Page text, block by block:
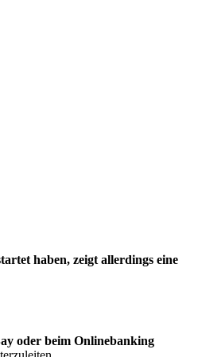
haben, zeigt allerdings eine
oder beim Onlinebanking